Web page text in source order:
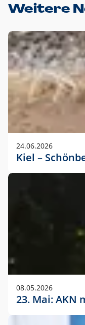
Weitere
24.06.2026
Kiel –
08.05.2026
23. Mai: